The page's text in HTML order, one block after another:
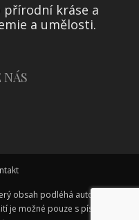
přírodní kráse a
a umělosti.
NÁS
obsah podléhá autorskému
je možné pouze s písemným